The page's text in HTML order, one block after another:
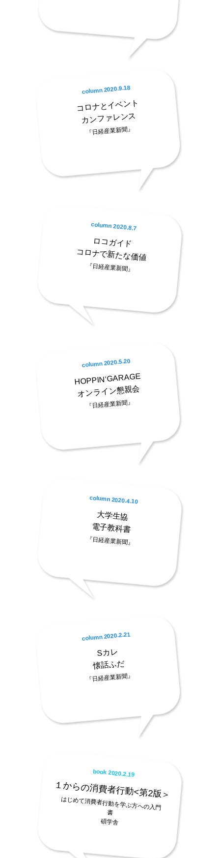
column 2020.9.18
コロナとイベント
カンファレンス
『日経産業新聞』
column 2020.8.7
ロコガイド
コロナで新たな価値
『日経産業新聞』
column 2020.5.20
HOPPIN’GARAGE
オンライン懇親会
『日経産業新聞』
column 2020.4.10
大学生協
電子教科書
『日経産業新聞』
column 2020.2.21
Sカレ
懐話ふだ
『日経産業新聞』
book 2020.2.19
１からの消費者行動<第2版＞
はじめて消費者行動を学ぶ方への入門
書
碩学舎